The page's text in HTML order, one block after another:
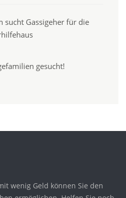
sucht Gassigeher für die
gesucht!
wenig Geld können Sie den